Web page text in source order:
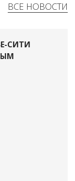
ВСЕ НОВОСТИ
СИТИ